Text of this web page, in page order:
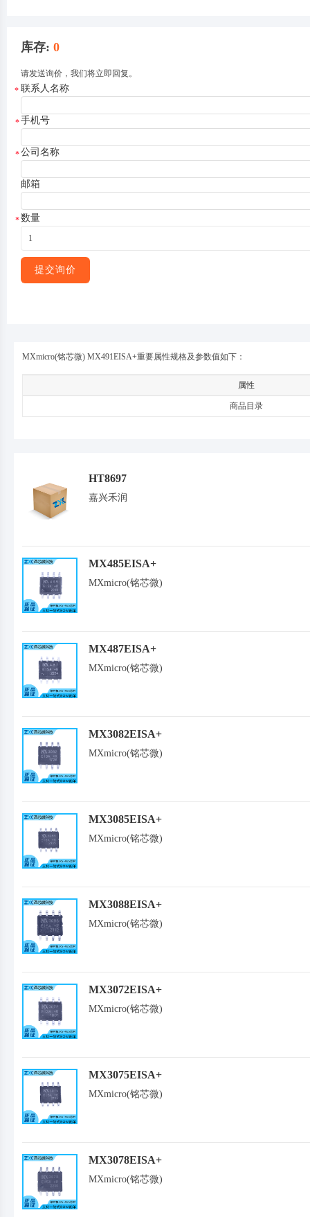
库存: 0
请发送询价，我们将立即回复。
* 联系人名称
*手机号
*公司名称
邮箱
*数量
提交询价
MXmicro(铭芯微) MX491EISA+重要属性规格及参数值如下：
属性
商品目录
HT8697
嘉兴禾润
MX485EISA+
MXmicro(铭芯微)
MX487EISA+
MXmicro(铭芯微)
MX3082EISA+
MXmicro(铭芯微)
MX3085EISA+
MXmicro(铭芯微)
MX3088EISA+
MXmicro(铭芯微)
MX3072EISA+
MXmicro(铭芯微)
MX3075EISA+
MXmicro(铭芯微)
MX3078EISA+
MXmicro(铭芯微)